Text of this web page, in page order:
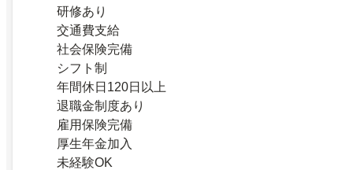
研修あり
交通費支給
社会保険完備
シフト制
年間休日120日以上
退職金制度あり
雇用保険完備
厚生年金加入
未経験OK